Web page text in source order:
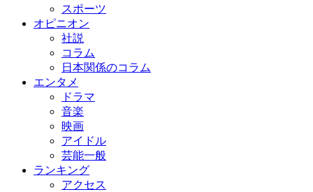
スポーツ
オピニオン
社説
コラム
日本関係のコラム
エンタメ
ドラマ
音楽
映画
アイドル
芸能一般
ランキング
アクセス